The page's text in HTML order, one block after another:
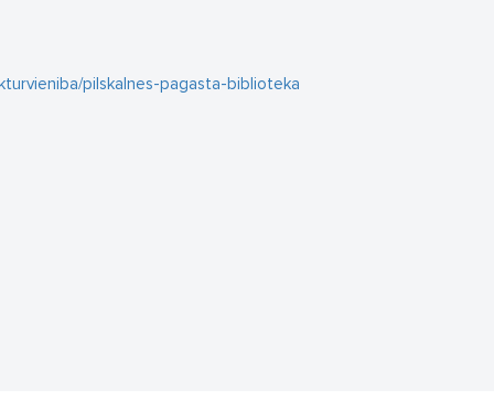
pilskalnes-pagasta-biblioteka